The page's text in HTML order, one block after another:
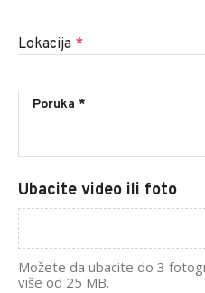
Lokacija *
Ubacite video ili foto
Možete da ubacite do 3
više od 25 MB.